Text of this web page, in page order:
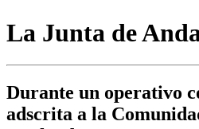
La Junta de
Durante un operativo
adscrita a la